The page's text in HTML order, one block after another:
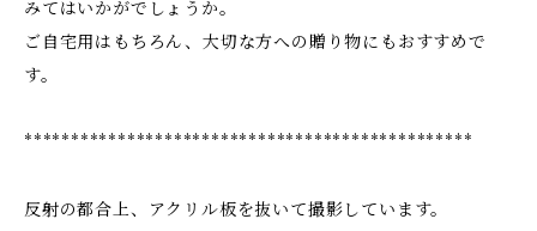
みてはいかがでしょうか。
ご自宅用はもちろん、大切な方への贈り物にもおすすめで
す。
************************************************
反射の都合上、アクリル板を抜いて撮影しています。